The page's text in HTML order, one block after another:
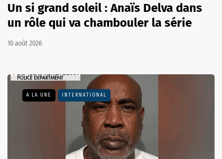
Un si grand soleil : Anaïs Delva dans
un rôle qui va chambouler la série
10 août 2026
A LA UNE INTERNATIONAL